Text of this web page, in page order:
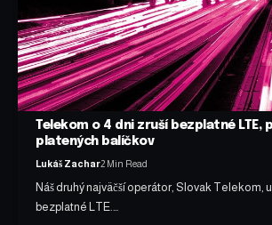
Telekom o 4 dni zruší bezplatné LTE,
platených balíčkov
Lukáš Zachar2 Min Read
Náš druhý najväčší operátor, Slovak Telekom,
bezplatné LTE.…